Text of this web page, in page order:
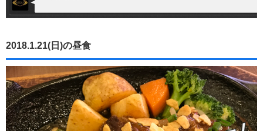
2018.1.21(日)の昼食